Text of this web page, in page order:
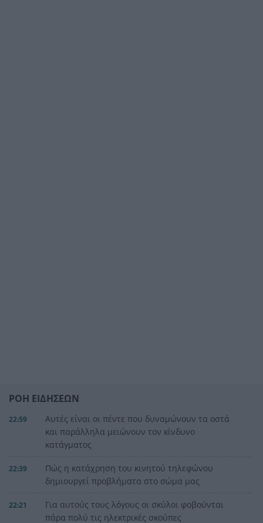
ΡΟΗ ΕΙΔΗΣΕΩΝ
22:59
Αυτές είναι οι πέντε που δυναμώνουν τα οστά
και παράλληλα μειώνουν τον κίνδυνο
κατάγματος
22:39
Πώς η κατάχρηση του κινητού τηλεφώνου
δημιουργεί προβλήματα στο σώμα μας
22:21
Για αυτούς τους λόγους οι σκύλοι φοβούνται
πάρα πολύ τις ηλεκτρικές σκούπες